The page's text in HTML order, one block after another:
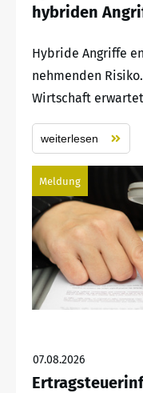
hybriden
Hybride Angriffe
nehmenden
Wirtschaft
weiterlesen
Meldung
07.08.2026